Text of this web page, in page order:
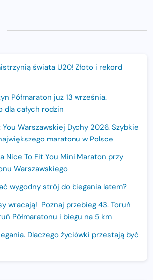
świata U20! Złoto i rekord
Półmaraton już 13 września.
całych rodzin
You Warszawskiej Dychy 2026. Szybkie
maratonu w Polsce
Nice To Fit You Mini Maraton przy
Warszawskiego
wygodny strój do biegania latem?
wracają! Poznaj przebieg 43. Toruń
Półmaratonu i biegu na 5 km
Dlaczego życiówki przestają być